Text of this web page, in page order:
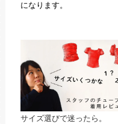
になります。
サイズ選びで迷ったら。